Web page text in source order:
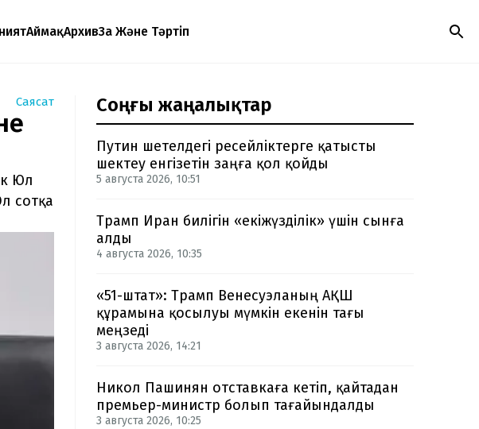
АймақАрхивЗаң Және Тәртіп
Саясат
Юл
сотқа
Соңғы жаңалықтар
Путин шетелдегі ресейліктерге қатысты
шектеу енгізетін заңға қол қойды
5 августа 2026, 10:51
Трамп Иран билігін «екіжүзділік» үшін сынға
алды
4 августа 2026, 10:35
«51-штат»: Трамп Венесуэланың АҚШ
құрамына қосылуы мүмкін екенін тағы
меңзеді
3 августа 2026, 14:21
Никол Пашинян отставкаға кетіп, қайтадан
премьер-министр болып тағайындалды
3 августа 2026, 10:25